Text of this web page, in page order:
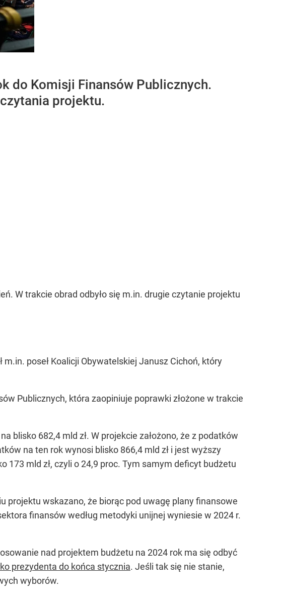
do Komisji Finansów Publicznych.
projektu.
W trakcie obrad odbyło się m.in. drugie czytanie projektu
poseł Koalicji Obywatelskiej Janusz Cichoń, który
Publicznych, która zaopiniuje poprawki złożone w trakcie
blisko 682,4 mld zł. W projekcie założono, że z podatków
na ten rok wynosi blisko 866,4 mld zł i jest wyższy
mld zł, czyli o 24,9 proc. Tym samym deficyt budżetu
projektu wskazano, że biorąc pod uwagę plany finansowe
finansów według metodyki unijnej wyniesie w 2024 r.
nad projektem budżetu na 2024 rok ma się odbyć
prezydenta do końca stycznia. Jeśli tak się nie stanie,
wyborów.